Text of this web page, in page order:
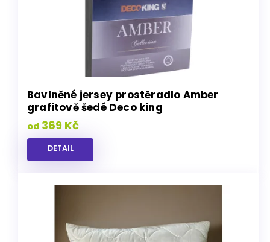
Bavlněné jersey prostěradlo Amber
grafitově šedé Deco king
od 369 Kč
DETAIL